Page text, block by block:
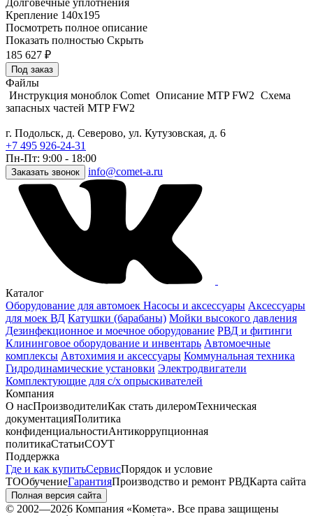
Долговечные уплотнения
Крепление 140x195
Посмотреть полное описание
Показать полностью Скрыть
185 627 ₽
Под заказ
Файлы
Инструкция моноблок Comet Описание MTP FW2 Схема
запасных частей MTP FW2
г. Подольск, д. Северово, ул. Кутузовская, д. 6
+7 495 926-24-31
Пн-Пт: 9:00 - 18:00
Заказать звонок info@comet-a.ru
Каталог
Оборудование для автомоек Насосы и аксессуары Аксессуары
для моек ВД Катушки (барабаны) Мойки высокого давления
Дезинфекционное и моечное оборудование РВД и фитинги
Клининговое оборудование и инвентарь Автомоечные
комплексы Автохимия и аксессуары Коммунальная техника
Гидродинамические установки Электродвигатели
Комплектующие для с/х опрыскивателей
Компания
О насПроизводителиКак стать дилеромТехническая
документацияПолитика
конфиденциальностиАнтикоррупционная
политикаСтатьиСОУТ
Поддержка
Где и как купитьСервисПорядок и условие
ТООбучениеГарантияПроизводство и ремонт РВДКарта сайта
Полная версия сайта
© 2002—2026 Компания «Комета». Все права защищены